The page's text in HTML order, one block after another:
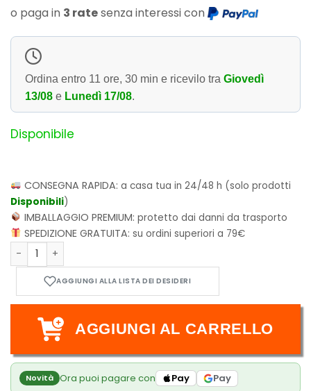
o paga in 3 ratesenza interessi con
Ordina entro 11 ore, 30 min e ricevilo tra Giovedì
13/08 e Lunedì 17/08.
Disponibile
CONSEGNA RAPIDA:a casa tua in 24/48 h (solo prodotti
Disponibili)
IMBALLAGGIO PREMIUM:protetto dai danni da trasporto
SPEDIZIONE GRATUITA:su ordini superiori a 79€
Funko POP! Television: Beast Wars Transformers - Optimus
AGGIUNGI AL CARRELLO
Novità Ora puoi pagare con Pay Pay